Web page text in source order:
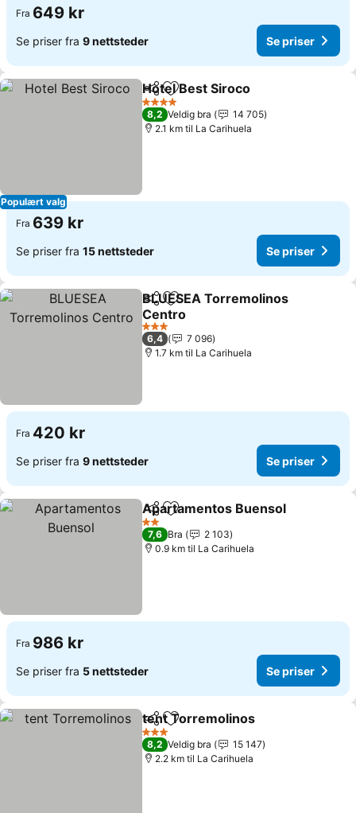
Fra 649 kr
Se priser fra 9 nettsteder Se priser
Populært valg
Del Legg til i favoritter
Hotel Best Siroco
4 Stjerner
8,2 Veldig bra
14 705
2.1 km til La Carihuela
Fra 639 kr
Se priser fra 15 nettsteder Se priser
Del Legg til i favoritter
BLUESEA Torremolinos
Centro
Se priser
3 Stjerner
6,4
7 096
1.7 km til La Carihuela
Fra 420 kr
Se priser fra 9 nettsteder Se priser
Del Legg til i favoritter
Apartamentos Buensol
2 Stjerner
7,6 Bra
2 103
0.9 km til La Carihuela
Fra 986 kr
Se priser fra 5 nettsteder Se priser
Del Legg til i favoritter
tent Torremolinos
3 Stjerner
8,2 Veldig bra
15 147
2.2 km til La Carihuela